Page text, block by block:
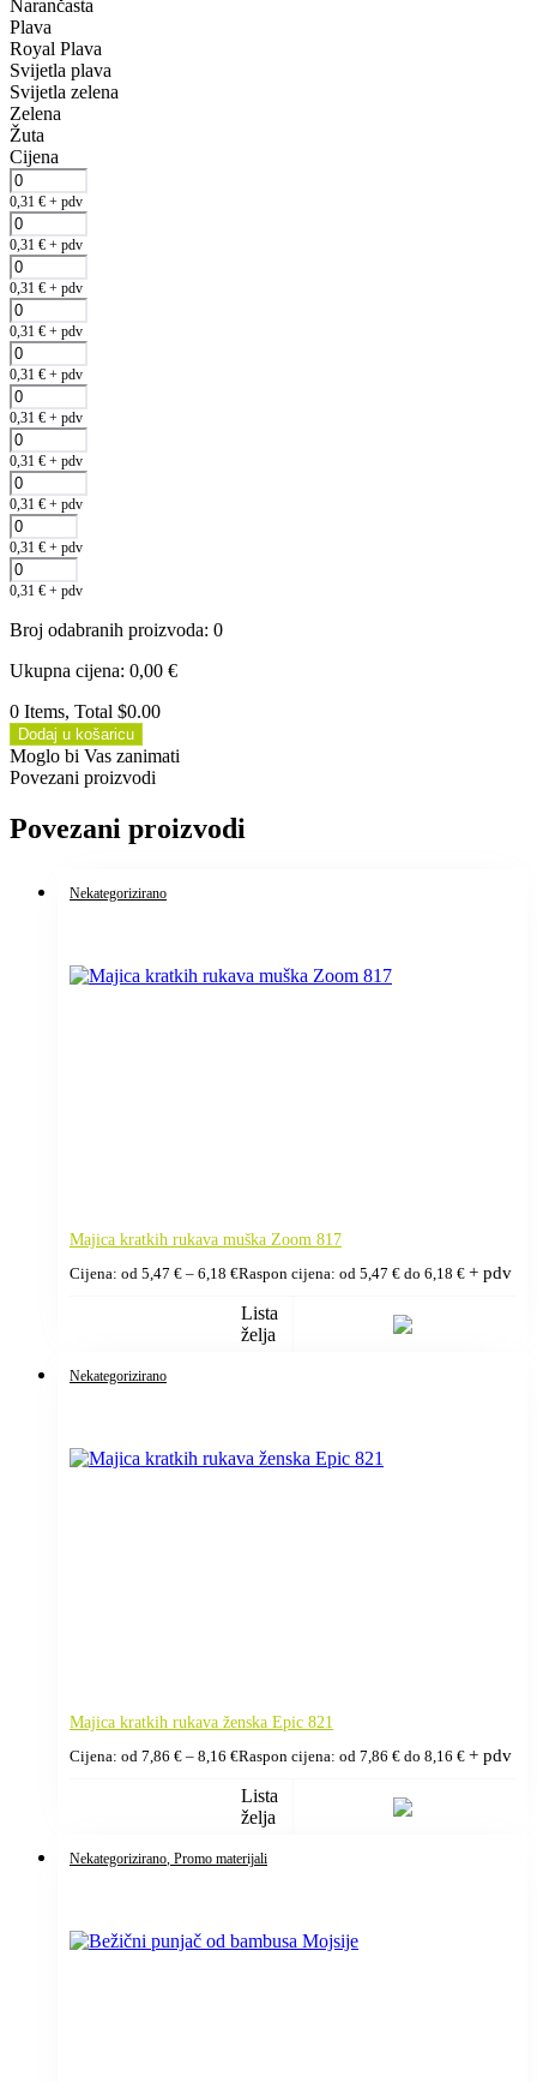
Narančasta
Plava
Royal Plava
Svijetla plava
Svijetla zelena
Zelena
Žuta
Cijena
0,31 € + pdv
0,31 € + pdv
0,31 € + pdv
0,31 € + pdv
0,31 € + pdv
0,31 € + pdv
0,31 € + pdv
0,31 € + pdv
0,31 € + pdv
0,31 € + pdv
Broj odabranih proizvoda: 0
Ukupna cijena: 0,00 €
0 Items, Total $0.00
Dodaj u košaricu
Moglo bi Vas zanimati
Povezani proizvodi
Povezani proizvodi
Nekategorizirano
Majica kratkih rukava muška Zoom 817
Cijena: od 5,47 € – 6,18 €Raspon cijena: od 5,47 € do 6,18 € + pdv
Lista
želja
Nekategorizirano
Majica kratkih rukava ženska Epic 821
Cijena: od 7,86 € – 8,16 €Raspon cijena: od 7,86 € do 8,16 € + pdv
Lista
želja
Nekategorizirano , Promo materijali